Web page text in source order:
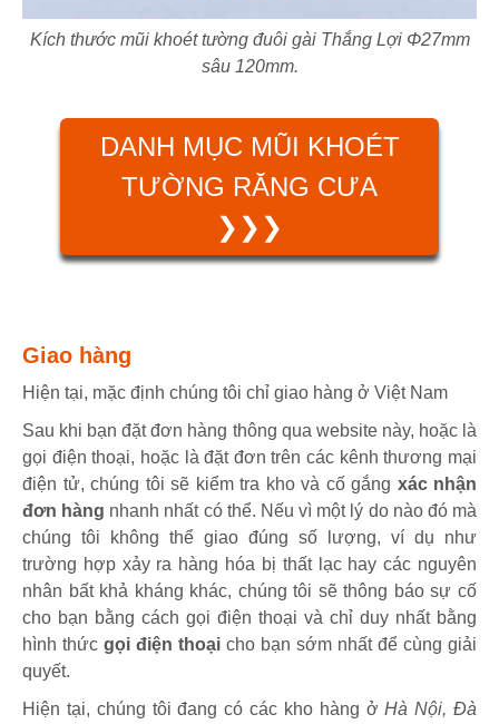
Kích thước mũi khoét tường đuôi gài Thắng Lợi Φ27mm
sâu 120mm.
DANH MỤC MŨI KHOÉT
TƯỜNG RĂNG CƯA
❯❯❯
Giao hàng
Hiện tại, mặc định chúng tôi chỉ giao hàng ở Việt Nam
Sau khi bạn đặt đơn hàng thông qua website này, hoặc là
gọi điện thoại, hoặc là đặt đơn trên các kênh thương mại
điện tử, chúng tôi sẽ kiểm tra kho và cố gắng xác nhận
đơn hàng nhanh nhất có thể. Nếu vì một lý do nào đó mà
chúng tôi không thể giao đúng số lượng, ví dụ như
trường hợp xảy ra hàng hóa bị thất lạc hay các nguyên
nhân bất khả kháng khác, chúng tôi sẽ thông báo sự cố
cho bạn bằng cách gọi điện thoại và chỉ duy nhất bằng
hình thức gọi điện thoại cho bạn sớm nhất để cùng giải
quyết.
Hiện tại, chúng tôi đang có các kho hàng ởHà Nội, Đà